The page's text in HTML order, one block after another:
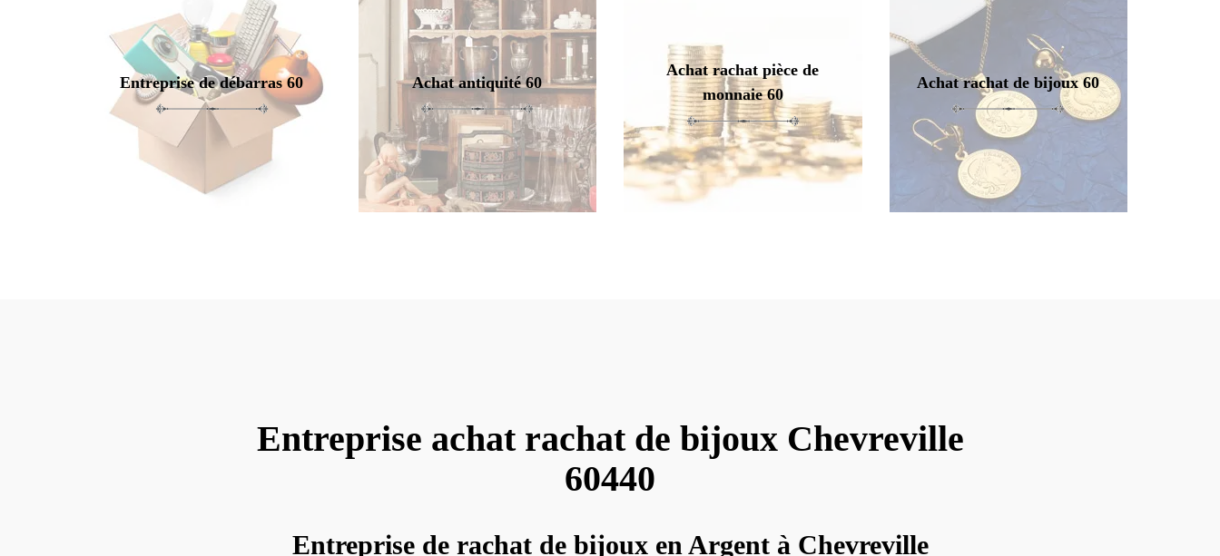
Entreprise de débarras 60 Achat antiquité 60
Achat rachat pièce de
monnaie 60
Achat rachat de bijoux 60
Entreprise achat rachat de bijoux Chevreville
60440
Entreprise de rachat de bijoux en Argent à Chevreville